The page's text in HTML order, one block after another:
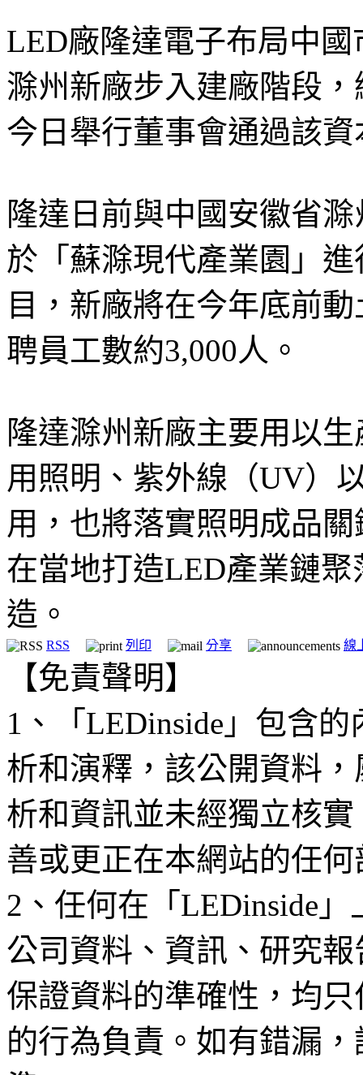
LED廠隆達電子布局中
滁州新廠步入建廠階段
今日舉行董事會通過該
隆達日前與中國安徽省
於「蘇滁現代產業園」
目，新廠將在今年底前
聘員工數約3,000人。
隆達滁州新廠主要用以
用照明、紫外線（UV）
用，也將落實照明成品
在當地打造LED產業鏈
造。
RSS 列印 分享 線
【免責聲明】
1、「LEDinside」包含
析和演釋，該公開資料
析和資訊並未經獨立核
善或更正在本網站的任
2、任何在「LEDinside
公司資料、資訊、研究
保證資料的準確性，均
的行為負責。如有錯漏